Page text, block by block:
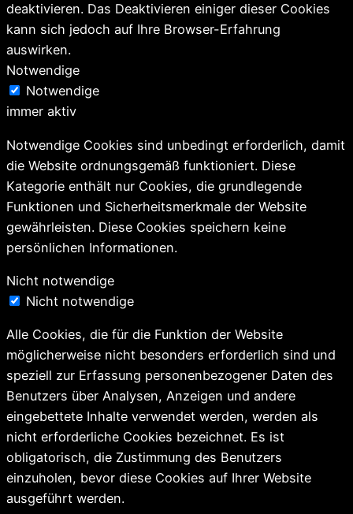
deaktivieren. Das Deaktivieren einiger dieser Cookies
kann sich jedoch auf Ihre Browser-Erfahrung
auswirken.
Notwendige
Notwendige
immer aktiv
Notwendige Cookies sind unbedingt erforderlich, damit
die Website ordnungsgemäß funktioniert. Diese
Kategorie enthält nur Cookies, die grundlegende
Funktionen und Sicherheitsmerkmale der Website
gewährleisten. Diese Cookies speichern keine
persönlichen Informationen.
Nicht notwendige
Nicht notwendige
Alle Cookies, die für die Funktion der Website
möglicherweise nicht besonders erforderlich sind und
speziell zur Erfassung personenbezogener Daten des
Benutzers über Analysen, Anzeigen und andere
eingebettete Inhalte verwendet werden, werden als
nicht erforderliche Cookies bezeichnet. Es ist
obligatorisch, die Zustimmung des Benutzers
einzuholen, bevor diese Cookies auf Ihrer Website
ausgeführt werden.